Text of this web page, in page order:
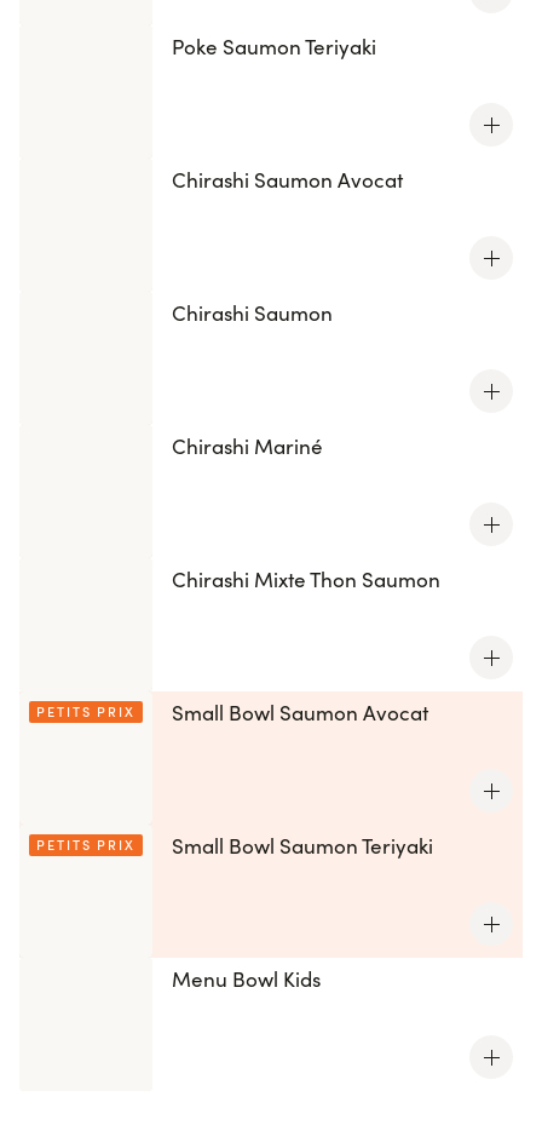
Poke Saumon Teriyaki
Chirashi Saumon Avocat
Chirashi Saumon
Chirashi Mariné
Chirashi Mixte Thon Saumon
PETITS PRIX Small Bowl Saumon Avocat
PETITS PRIX Small Bowl Saumon Teriyaki
Menu Bowl Kids